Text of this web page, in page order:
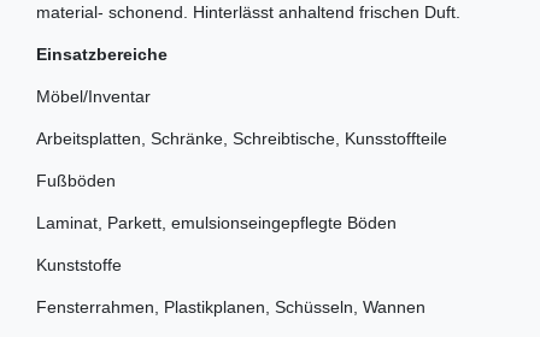
material- schonend. Hinterlässt anhaltend frischen Duft.
Einsatzbereiche
Möbel/Inventar
Arbeitsplatten, Schränke, Schreibtische, Kunsstoffteile
Fußböden
Laminat, Parkett, emulsionseingepflegte Böden
Kunststoffe
Fensterrahmen, Plastikplanen, Schüsseln, Wannen